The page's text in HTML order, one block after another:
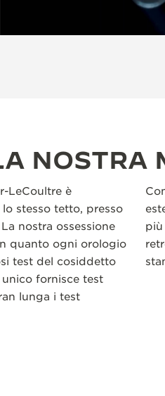
NOSTRA
LeCoultre è
stesso tetto, presso
nostra ossessione
quanto ogni orologio
test del cosiddetto
unico fornisce test
lunga i test
più